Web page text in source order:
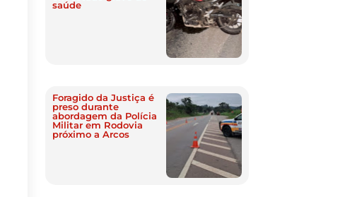
saúde
Foragido da Justiça é
preso durante
abordagem da Polícia
Militar em Rodovia
próximo a Arcos